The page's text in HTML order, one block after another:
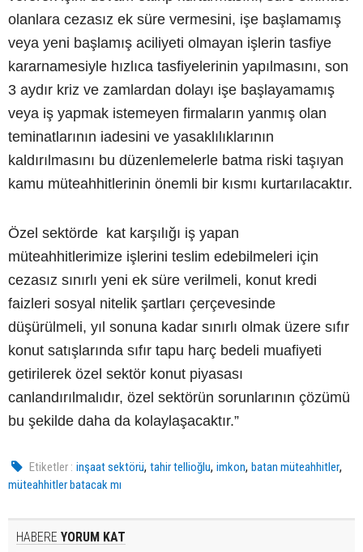
olanlara cezasız ek süre vermesini, işe başlamamış
veya yeni başlamış aciliyeti olmayan işlerin tasfiye
kararnamesiyle hızlıca tasfiyelerinin yapılmasını, son
3 aydır kriz ve zamlardan dolayı işe başlayamamış
veya iş yapmak istemeyen firmaların yanmış olan
teminatlarının iadesini ve yasaklılıklarının
kaldırılmasını bu düzenlemelerle batma riski taşıyan
kamu müteahhitlerinin önemli bir kısmı kurtarılacaktır.
Özel sektörde kat karşılığı iş yapan
müteahhitlerimize işlerini teslim edebilmeleri için
cezasız sınırlı yeni ek süre verilmeli, konut kredi
faizleri sosyal nitelik şartları çerçevesinde
düşürülmeli, yıl sonuna kadar sınırlı olmak üzere sıfır
konut satışlarında sıfır tapu harç bedeli muafiyeti
getirilerek özel sektör konut piyasası
canlandırılmalıdır, özel sektörün sorunlarının çözümü
bu şekilde daha da kolaylaşacaktır.”
Etiketler : inşaat sektörü,tahir tellioğlu,imkon,batan müteahhitler,
müteahhitler batacak mı
HABERE YORUM KAT